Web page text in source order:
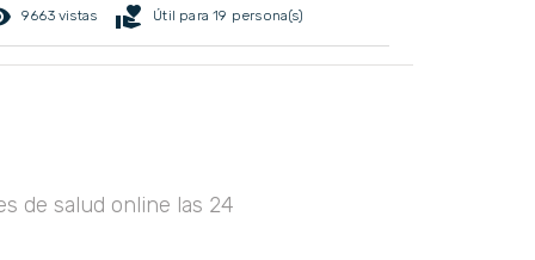
9663 vistas volunteer_activism Útil para 19 persona(s)
de salud online las 24